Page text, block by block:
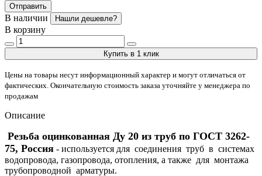
Отправить
В наличии Нашли дешевле?
В корзину
Купить в 1 клик
Цены на товары несут информационный характер и могут отличаться от
фактических. Окончательную стоимость заказа уточняйте у менеджера по
продажам
Описание
Резьба оцинкованная Ду 20 из труб по ГОСТ 3262-
75, Россия - используется для соединения труб в системах
водопровода, газопровода, отопления, а также для монтажа
трубопроводной арматуры.